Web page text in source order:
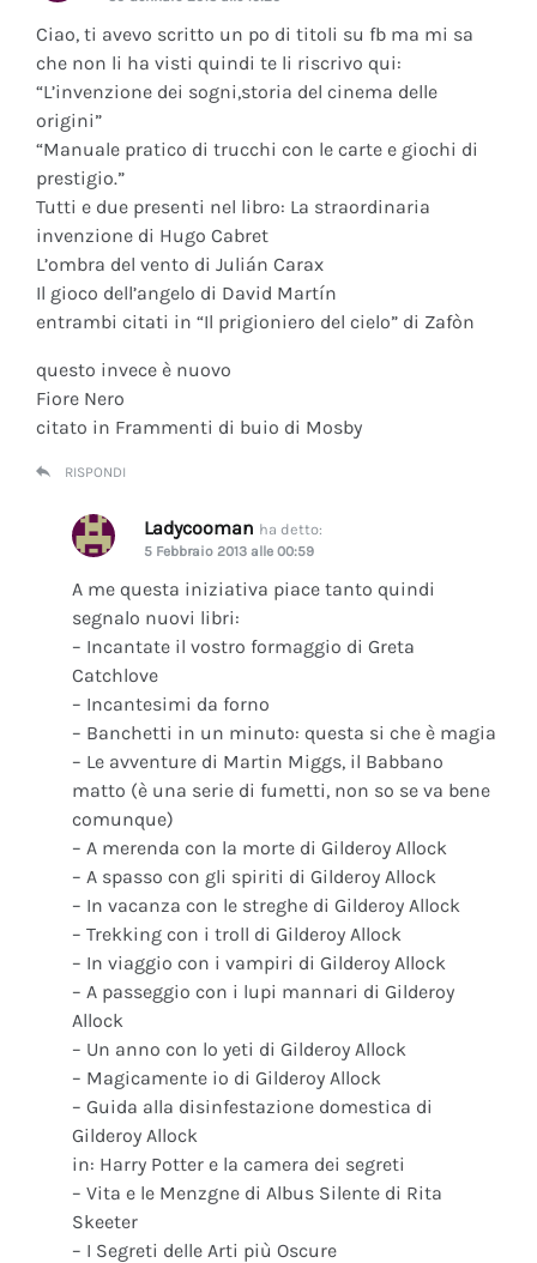
Ciao, ti avevo scritto un po di titoli su fb ma mi sa
che non li ha visti quindi te li riscrivo qui:
“L’invenzione dei sogni,storia del cinema delle
origini”
“Manuale pratico di trucchi con le carte e giochi di
prestigio.”
Tutti e due presenti nel libro: La straordinaria
invenzione di Hugo Cabret
L’ombra del vento di Julián Carax
Il gioco dell’angelo di David Martín
entrambi citati in “Il prigioniero del cielo” di Zafòn
questo invece è nuovo
Fiore Nero
citato in Frammenti di buio di Mosby
RISPONDI
Ladycooman ha detto:
5 Febbraio 2013 alle 00:59
A me questa iniziativa piace tanto quindi
segnalo nuovi libri:
– Incantate il vostro formaggio di Greta
Catchlove
– Incantesimi da forno
– Banchetti in un minuto: questa si che è magia
– Le avventure di Martin Miggs, il Babbano
matto (è una serie di fumetti, non so se va bene
comunque)
– A merenda con la morte di Gilderoy Allock
– A spasso con gli spiriti di Gilderoy Allock
– In vacanza con le streghe di Gilderoy Allock
– Trekking con i troll di Gilderoy Allock
– In viaggio con i vampiri di Gilderoy Allock
– A passeggio con i lupi mannari di Gilderoy
Allock
– Un anno con lo yeti di Gilderoy Allock
– Magicamente io di Gilderoy Allock
– Guida alla disinfestazione domestica di
Gilderoy Allock
in: Harry Potter e la camera dei segreti
– Vita e le Menzgne di Albus Silente di Rita
Skeeter
– I Segreti delle Arti più Oscure